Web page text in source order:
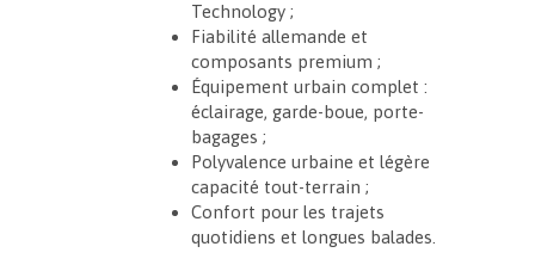
Technology ;
Fiabilité allemande et
composants premium ;
Équipement urbain complet :
éclairage, garde-boue, porte-
bagages ;
Polyvalence urbaine et légère
capacité tout-terrain ;
Confort pour les trajets
quotidiens et longues balades.